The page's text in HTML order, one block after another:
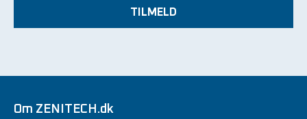
TILMELD
Om ZENITECH.dk